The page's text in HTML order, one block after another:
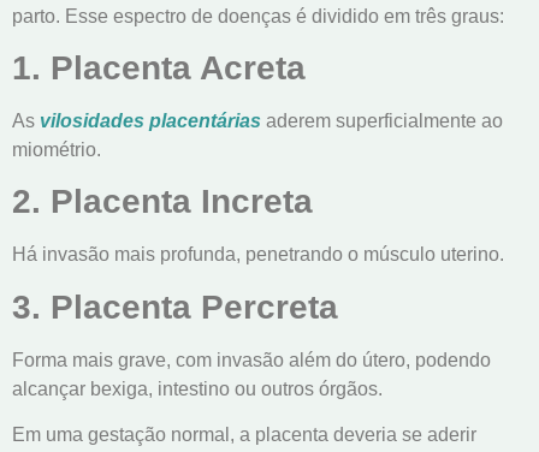
parto. Esse espectro de doenças é dividido em três graus:
1. Placenta Acreta
As vilosidades placentárias aderem superficialmente ao
miométrio.
2. Placenta Increta
Há invasão mais profunda, penetrando o músculo uterino.
3. Placenta Percreta
Forma mais grave, com invasão além do útero, podendo
alcançar bexiga, intestino ou outros órgãos.
Em uma gestação normal, a placenta deveria se aderir